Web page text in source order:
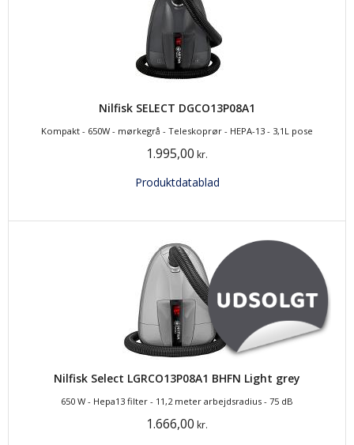
Nilfisk SELECT DGCO13P08A1
Kompakt - 650W - mørkegrå - Teleskoprør - HEPA-13 - 3,1L pose
1.995,00 kr.
Produktdatablad
Nilfisk Select LGRCO13P08A1 BHFN Light grey
650 W - Hepa13 filter - 11,2 meter arbejdsradius - 75 dB
1.666,00 kr.